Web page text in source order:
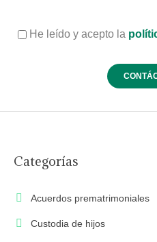
He leído y acepto la
Categorías
Acuerdos prematrimoniales
Custodia de hijos